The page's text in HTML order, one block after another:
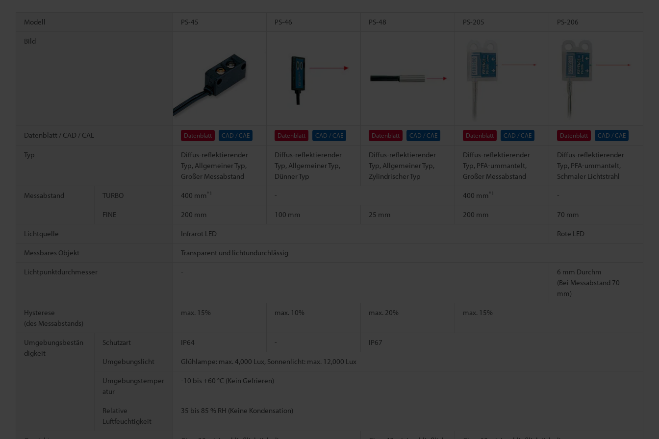
Modell PS-45 PS-46 PS-48 PS-205 PS-206
Bild
Datenblatt / CAD / CAE Datenblatt CAD / CAE Datenblatt CAD / CAE Datenblatt CAD / CAE Datenblatt CAD / CAE Datenblatt CAD / CAE
Typ
Diffus-reflektierender
Typ, Allgemeiner Typ,
Großer Messabstand
Diffus-reflektierender
Typ, Allgemeiner Typ,
Dünner Typ
Diffus-reflektierender
Typ, Allgemeiner Typ,
Zylindrischer Typ
Diffus-reflektierender
Typ, PFA-ummantelt,
Großer Messabstand
Diffus-reflektierender
Typ, PFA-ummantelt,
Schmaler Lichtstrahl
Messabstand TURBO 400 mm *1 - 400 mm *1 -
FINE 200 mm 100 mm 25 mm 200 mm 70 mm
Lichtquelle Infrarot LED Rote LED
Messbares Objekt Transparent und lichtundurchlässig
Lichtpunktdurchmesser -
6 mm Durchm
(Bei Messabstand 70
mm)
Hysterese
(des Messabstands)
max. 15% max. 10% max. 20% max. 15%
Umgebungsbestän
digkeit
Schutzart IP64 - IP67
Umgebungslicht Glühlampe: max. 4,000 Lux, Sonnenlicht: max. 12,000 Lux
Umgebungstemper
atur
-10 bis +60 °C (Kein Gefrieren)
Relative
Luftfeuchtigkeit
35 bis 85 % RH (Keine Kondensation)